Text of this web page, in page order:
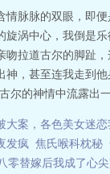
情脉脉的双眼，即
旋涡中心，我倒是
吻拉道古尔的脚趾
神，甚至连我走到
尔的神情中流露出
大案，各色美女迷恋
发疯 焦氏喉科枕秘
零替嫁后我成了心